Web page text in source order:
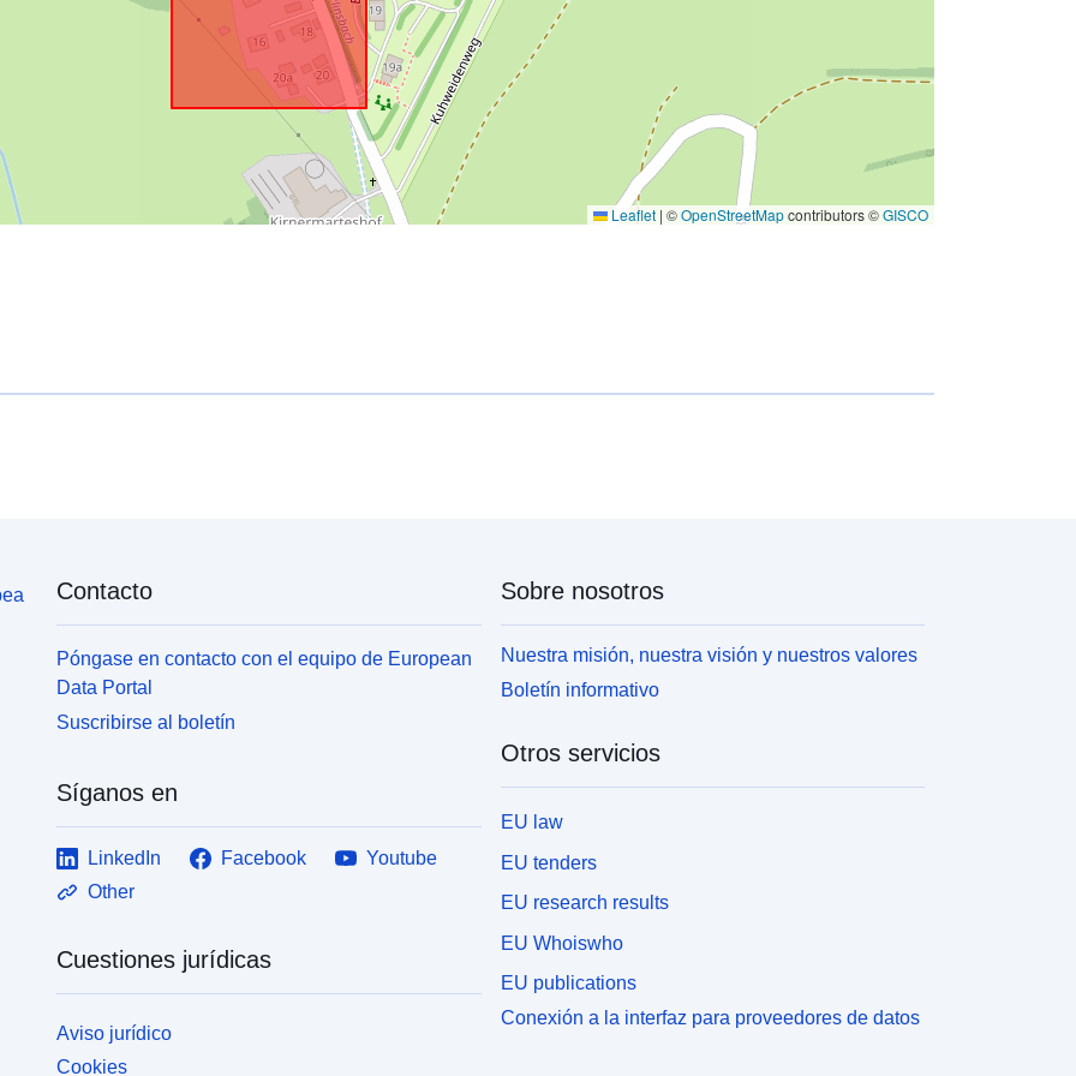
Leaflet | ©OpenStreetMapcontributors ©GISCO
Contacto
Póngase en contacto con el equipo de European
Data Portal
Suscribirse al boletín
Síganos en
LinkedIn Facebook
Youtube
Other
Cuestiones jurídicas
Aviso jurídico
Cookies
Sobre nosotros
Nuestra misión, nuestra visión y nuestros valores
Boletín informativo
Otros servicios
EU law
EU tenders
EU research results
EU Whoiswho
EU publications
Conexión a la interfaz para proveedores de datos